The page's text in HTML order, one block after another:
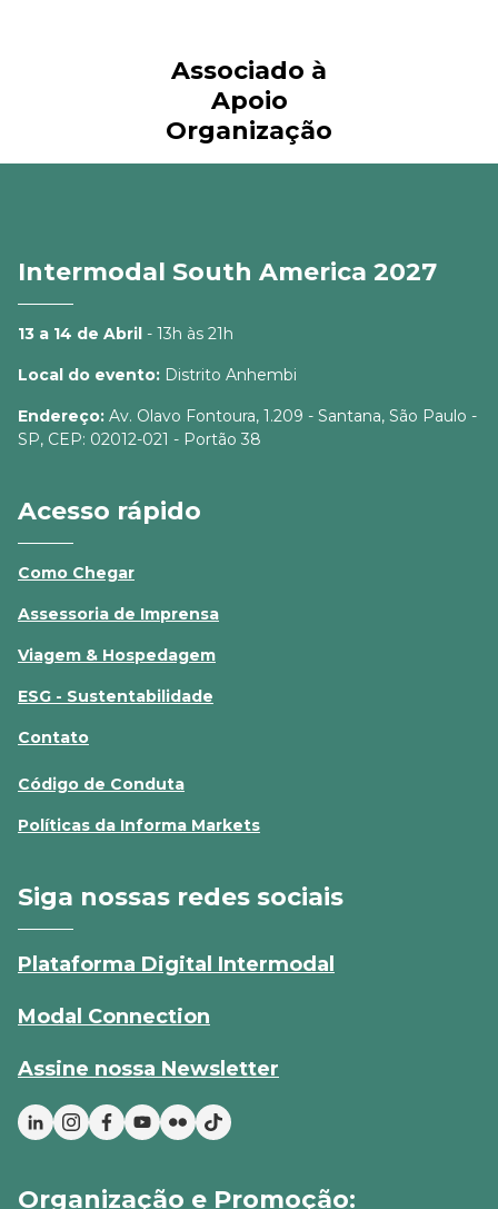
Associado à
Apoio
Organização
Intermodal South America 2027
13 a 14 de Abril - 13h às 21h
Local do evento: Distrito Anhembi
Endereço: Av. Olavo Fontoura, 1.209 - Santana, São Paulo -
SP, CEP: 02012-021 - Portão 38
Acesso rápido
Como Chegar
Assessoria de Imprensa
Viagem & Hospedagem
ESG - Sustentabilidade
Contato
Código de Conduta
Políticas da Informa Markets
Siga nossas redes sociais
Plataforma Digital Intermodal
Modal Connection
Assine nossa Newsletter
Organização e Promoção: